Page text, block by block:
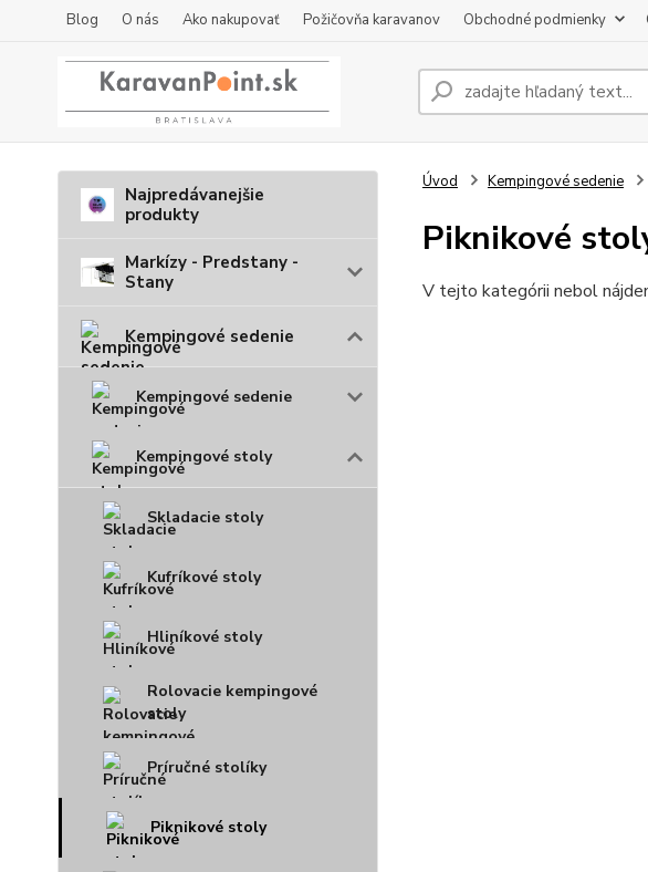
Blog O nás Ako nakupovať Požičovňa karavanov Obchodné podmienky
Najpredávanejšie
produkty
Markízy - Predstany -
Stany
Kempingové sedenie
Kempingové sedenie
Kempingové stoly
Skladacie stoly
Kufríkové stoly
Hliníkové stoly
Rolovacie kempingové
stoly
Príručné stolíky
Piknikové stoly
Úvod Kempingové sedenie
Piknikové
V tejto kategórii nebol